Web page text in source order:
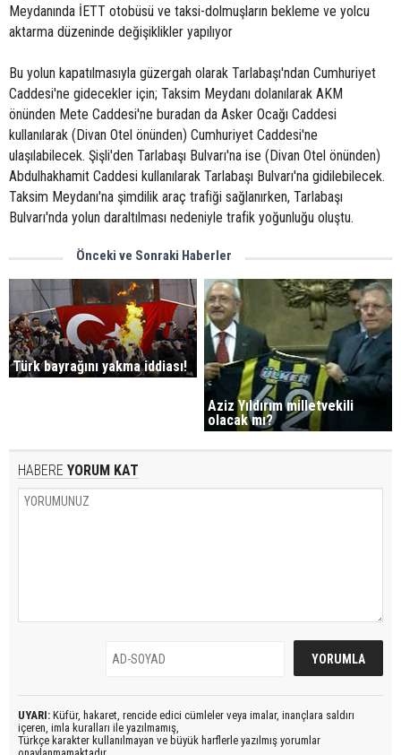
Meydanında İETT otobüsü ve taksi-dolmuşların bekleme ve yolcu
aktarma düzeninde değişiklikler yapılıyor
Bu yolun kapatılmasıyla güzergah olarak Tarlabaşı'ndan Cumhuriyet
Caddesi'ne gidecekler için; Taksim Meydanı dolanılarak AKM
önünden Mete Caddesi'ne buradan da Asker Ocağı Caddesi
kullanılarak (Divan Otel önünden) Cumhuriyet Caddesi'ne
ulaşılabilecek. Şişli'den Tarlabaşı Bulvarı'na ise (Divan Otel önünden)
Abdulhakhamit Caddesi kullanılarak Tarlabaşı Bulvarı'na gidilebilecek.
Taksim Meydanı'na şimdilik araç trafiği sağlanırken, Tarlabaşı
Bulvarı'nda yolun daraltılması nedeniyle trafik yoğunluğu oluştu.
Önceki ve Sonraki Haberler
Türk bayrağını yakma iddiası!
Aziz Yıldırım milletvekili
olacak mı?
HABERE YORUM KAT
UYARI: Küfür, hakaret, rencide edici cümleler veya imalar, inançlara saldırı
içeren, imla kuralları ile yazılmamış,
Türkçe karakter kullanılmayan ve büyük harflerle yazılmış yorumlar